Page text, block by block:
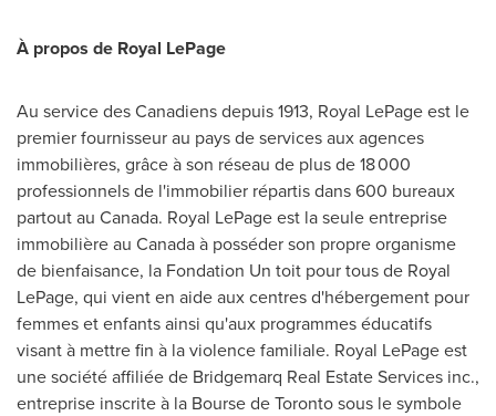
À propos de Royal LePage
Au service des Canadiens depuis 1913, Royal LePageest le
premier fournisseur au pays de services aux agences
immobilières, grâce à son réseau de plus de 18 000
professionnels de l'immobilier répartis dans 600 bureaux
partout au Canada. Royal LePageest la seule entreprise
immobilière au Canadaà posséder son propre organisme
de bienfaisance, la Fondation Un toit pour tous de Royal
LePage, qui vient en aide aux centres d'hébergement pour
femmes et enfants ainsi qu'aux programmes éducatifs
visant à mettre fin à la violence familiale. Royal LePageest
une société affiliée de Bridgemarq Real Estate Services inc.,
entreprise inscrite à la Bourse deTorontosous le symbole